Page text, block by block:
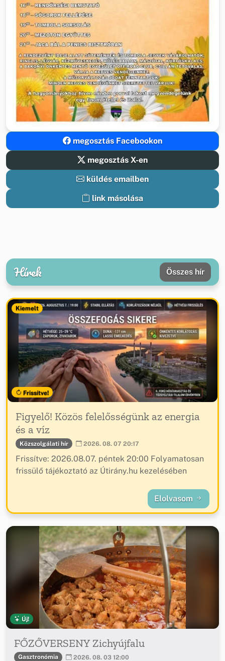
megosztás Facebookon
megosztás X-en
küldés emailben
link másolása
Hírek Összes hír
Kiemelt
Frissítve!
Figyelő! Közös felelősségünk az energia
és a víz
Közszolgálati hír 2026. 08. 07 20:17
Frissítve: 2026.08.07. péntek 20:00 Folyamatosan
frissülő tájékoztató az Útirány.hu kezelésében
Elolvasom
Új!
FŐZŐVERSENY Zichyújfalu
Gasztronómia 2026. 08. 03 12:00